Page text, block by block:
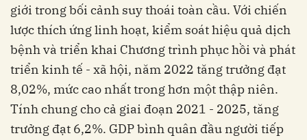
giới trong bối cảnh suy thoái toàn cầu. Với chiến
lược thích ứng linh hoạt, kiểm soát hiệu quả dịch
bệnh và triển khai Chương trình phục hồi và phát
triển kinh tế - xã hội, năm 2022 tăng trưởng đạt
8,02%, mức cao nhất trong hơn một thập niên.
Tính chung cho cả giai đoạn 2021 - 2025, tăng
trưởng đạt 6,2%. GDP bình quân đầu người tiếp